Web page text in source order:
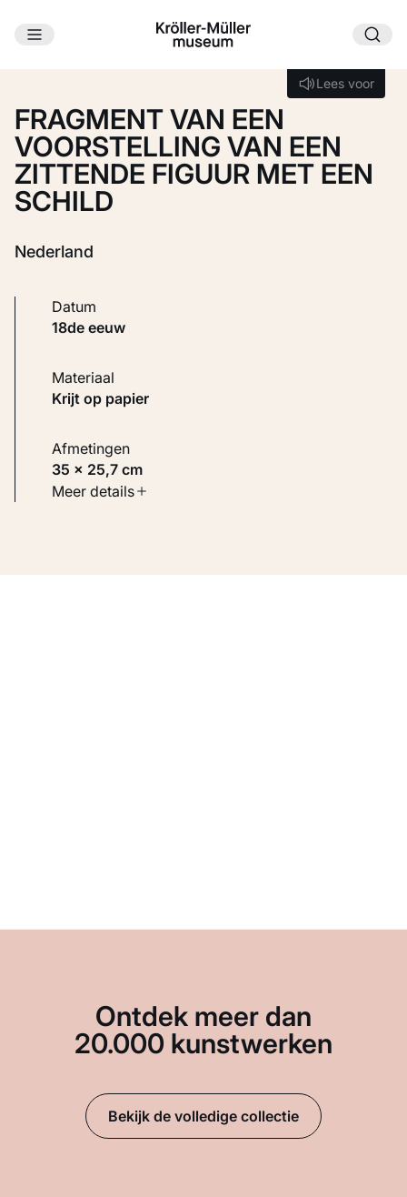
Ga naar hoofdinhoud
Lees voor
Lees voor
FRAGMENT VAN EEN
VOORSTELLING VAN EEN
ZITTENDE FIGUUR MET EEN
SCHILD
Nederland
Datum
18de eeuw
Materiaal
Krijt op papier
Afmetingen
35 × 25,7 cm
Soort werk
Meer details
Ontdek meer dan
20.000 kunstwerken
Bekijk de volledige collectie